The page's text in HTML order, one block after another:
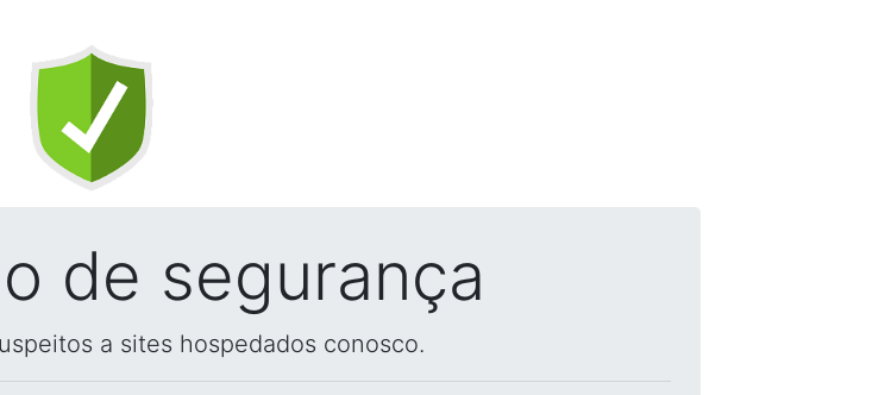
de segurança
a sites hospedados conosco.